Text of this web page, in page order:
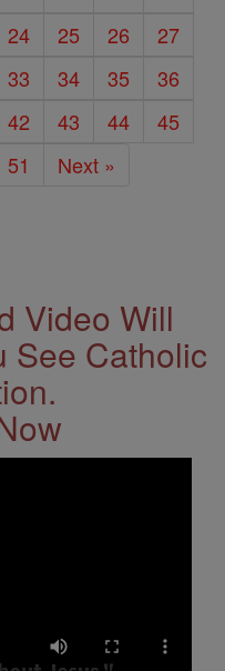
24 25 26
27
33 34 35
36
42 43 44
45
51 Next »
Video Will
See Catholic